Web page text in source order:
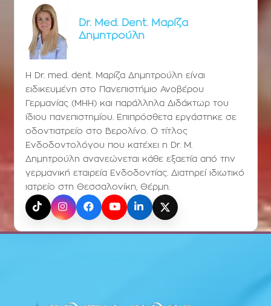
Dr. Med. Dent. Μαρίζα
Δημητρούλη
Η Dr. med. dent. Μαρίζα Δημητρούλη είναι
ειδικευμένη στο Πανεπιστήμιο Ανοβέρου
Γερμανίας (ΜΗΗ) και παράλληλα Διδάκτωρ του
ίδιου πανεπιστημίου. Επιπρόσθετα εργάστηκε σε
οδοντιατρείο στο Βερολίνο. Ο τίτλος
Ενδοδοντολόγου που κατέχει η Dr. Μ.
Δημητρούλη ανανεώνεται κάθε εξαετία από την
γερμανική εταιρεία Ενδοδοντίας. Διατηρεί ιδιωτικό
ιατρείο στη Θεσσαλονίκη, Θέρμη.
TikTokInstagramFacebookYouTubeLinkedInX (Twitter)